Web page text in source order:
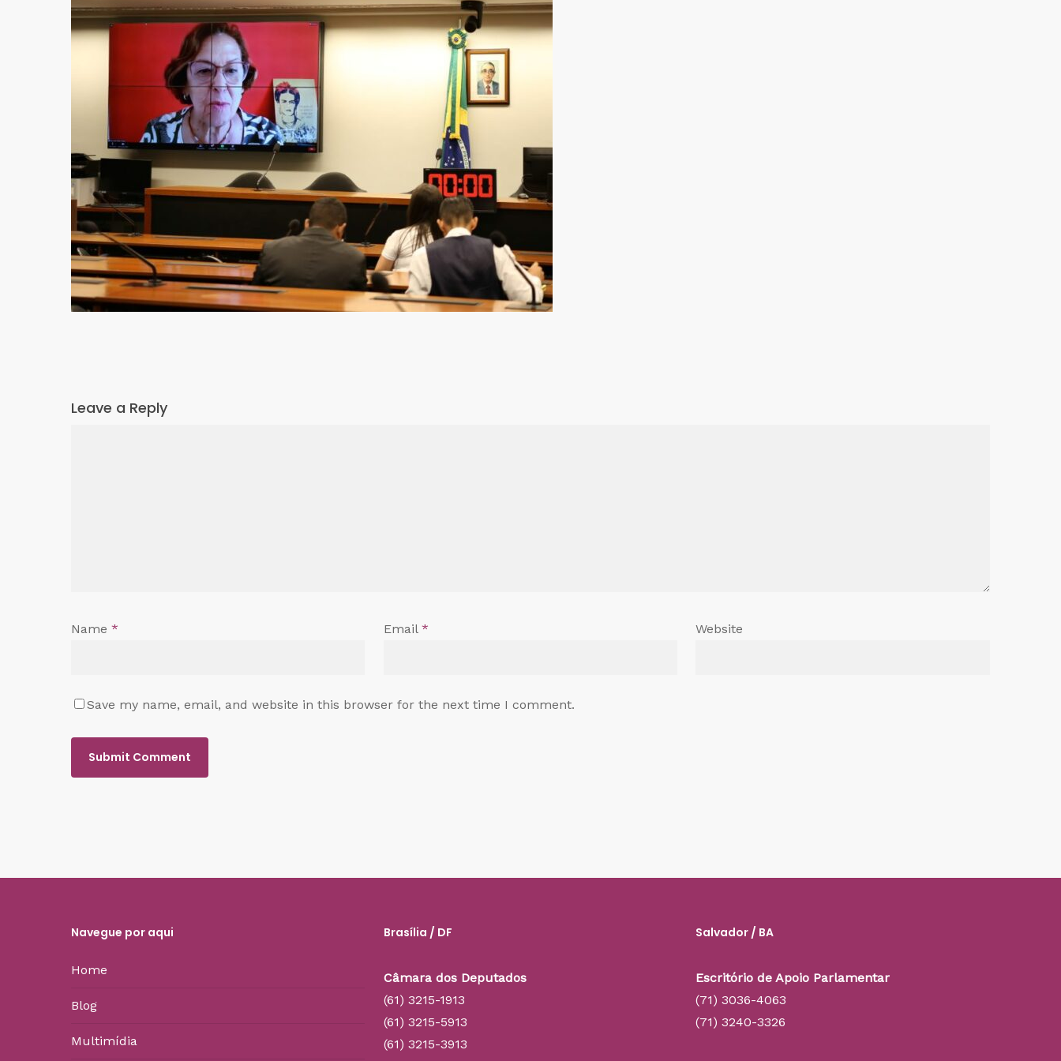
Leave a Reply
Name * Email * Website
Save my name, email, and website in this browser for the next time I comment.
Navegue por aqui
Home
Blog
Multimídia
Brasília / DF
Câmara dos Deputados
(61) 3215-1913
(61) 3215-5913
(61) 3215-3913
Salvador / BA
Escritório de Apoio Parlamentar
(71) 3036-4063
(71) 3240-3326